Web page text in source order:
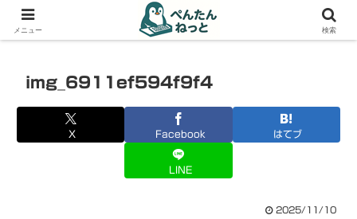
PCやガジェットの備忘録
img_6911ef594f9f4
X Facebook はてブ
LINE
2025/11/10
メニュー 検索